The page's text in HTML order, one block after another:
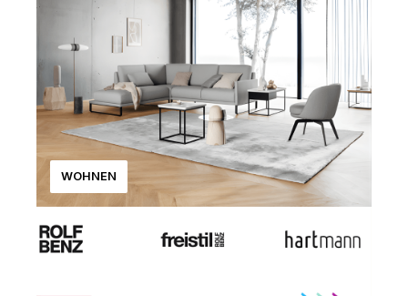
WOHNEN